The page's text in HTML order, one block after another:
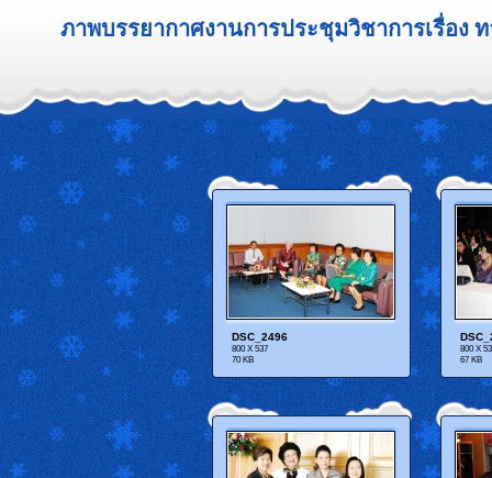
ภาพบรรยากาศงานการประชุมวิชาการเรื่อง
DSC_2496
800 X 537
70 KB
800 X
67 KB